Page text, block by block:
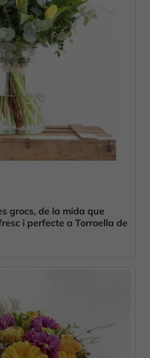
grocs, de la mida que
i perfecte a Torroella de